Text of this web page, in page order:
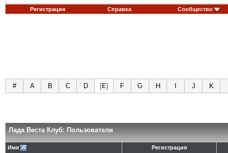
Регистрация Справка Сообщество
# A B C D [E] F G H J K
Лада Веста Клуб: Пользователи
Имя Регистрация